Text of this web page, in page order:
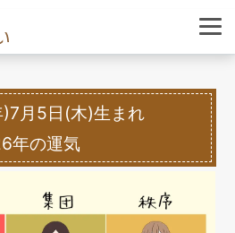
月5日(木)生まれ
年の運気